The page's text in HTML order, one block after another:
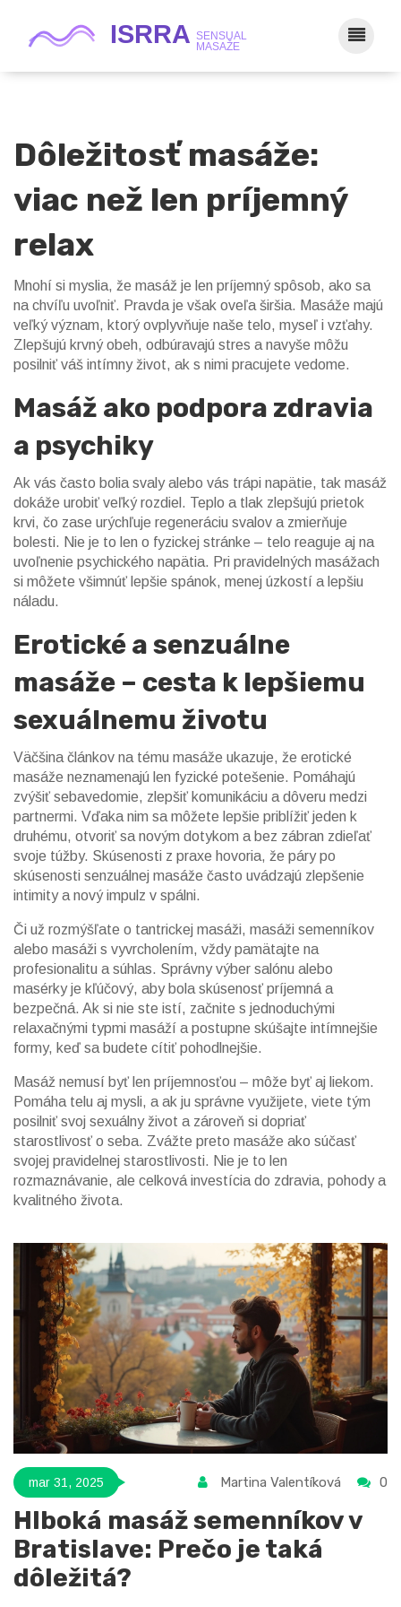
Dôležitosť masáže:
viac než len príjemný
relax
Mnohí si myslia, že masáž je len príjemný spôsob, ako sa
na chvíľu uvoľniť. Pravda je však oveľa širšia. Masáže majú
veľký význam, ktorý ovplyvňuje naše telo, myseľ i vzťahy.
Zlepšujú krvný obeh, odbúravajú stres a navyše môžu
posilniť váš intímny život, ak s nimi pracujete vedome.
Masáž ako podpora zdravia
a psychiky
Ak vás často bolia svaly alebo vás trápi napätie, tak masáž
dokáže urobiť veľký rozdiel. Teplo a tlak zlepšujú prietok
krvi, čo zase urýchľuje regeneráciu svalov a zmierňuje
bolesti. Nie je to len o fyzickej stránke – telo reaguje aj na
uvoľnenie psychického napätia. Pri pravidelných masážach
si môžete všimnúť lepšie spánok, menej úzkostí a lepšiu
náladu.
Erotické a senzuálne
masáže – cesta k lepšiemu
sexuálnemu životu
Väčšina článkov na tému masáže ukazuje, že erotické
masáže neznamenajú len fyzické potešenie. Pomáhajú
zvýšiť sebavedomie, zlepšiť komunikáciu a dôveru medzi
partnermi. Vďaka nim sa môžete lepšie priblížiť jeden k
druhému, otvoriť sa novým dotykom a bez zábran zdieľať
svoje túžby. Skúsenosti z praxe hovoria, že páry po
skúsenosti senzuálnej masáže často uvádzajú zlepšenie
intimity a nový impulz v spálni.
Či už rozmýšľate o tantrickej masáži, masáži semenníkov
alebo masáži s vyvrcholením, vždy pamätajte na
profesionalitu a súhlas. Správny výber salónu alebo
masérky je kľúčový, aby bola skúsenosť príjemná a
bezpečná. Ak si nie ste istí, začnite s jednoduchými
relaxačnými typmi masáží a postupne skúšajte intímnejšie
formy, keď sa budete cítiť pohodlnejšie.
Masáž nemusí byť len príjemnosťou – môže byť aj liekom.
Pomáha telu aj mysli, a ak ju správne využijete, viete tým
posilniť svoj sexuálny život a zároveň si dopriať
starostlivosť o seba. Zvážte preto masáže ako súčasť
svojej pravidelnej starostlivosti. Nie je to len
rozmaznávanie, ale celková investícia do zdravia, pohody a
kvalitného života.
mar 31, 2025 Martina Valentíková 0
Hlboká masáž semenníkov v
Bratislave: Prečo je taká
dôležitá?